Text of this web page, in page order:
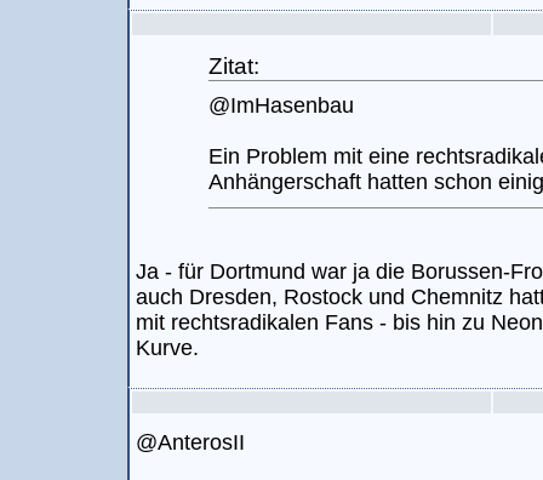
Zitat:
@ImHasenbau
Ein Problem mit eine
Anhängerschaft hatten schon
Ja - für Dortmund war ja die Borussen-
auch Dresden, Rostock und Chemnitz
mit rechtsradikalen Fans - bis hin zu
Kurve.
@AnterosII